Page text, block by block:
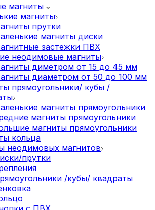
магниты
магниты
прутки
магниты диски
застежки ПВХ
неодимовые магниты
диметром от 15 до 45 мм
диаметром от 50 до 100 мм
прямоугольники/ кубы /
магниты прямоугольники
магниты прямоугольники
магниты прямоугольники
кольца
неодимовых магнитов
прутки
/кубы/ квадраты